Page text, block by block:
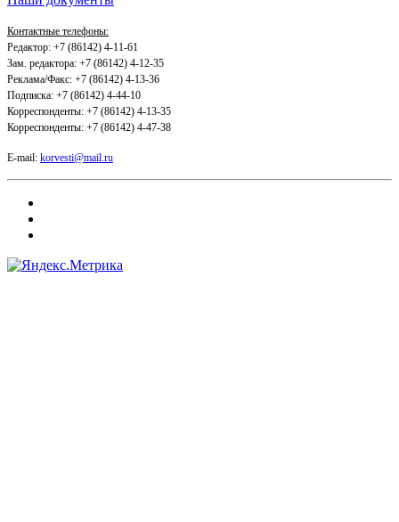
Контактные телефоны:
Редактор: +7 (86142) 4-11-61
Зам. редактора: +7 (86142) 4-12-35
Реклама/Факс: +7 (86142) 4-13-36
Подписка: +7 (86142) 4-44-10
Корреспонденты: +7 (86142) 4-13-35
Корреспонденты: +7 (86142) 4-47-38
E-mail: korvesti@mail.ru